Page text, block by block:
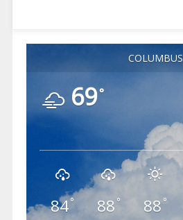
COLUMBUS
69°
84° 88 ° 88°